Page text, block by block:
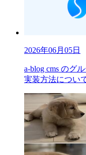
2026年06月05日
a-blog cms のグ
実装方法につい